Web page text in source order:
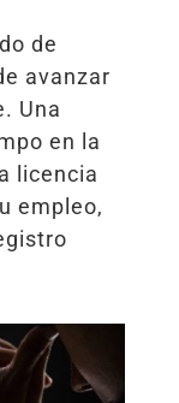
de
avanzar
Una
en la
licencia
empleo,